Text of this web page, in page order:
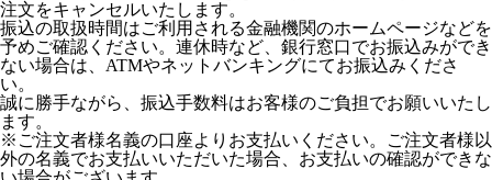
注文をキャンセルいたします。
振込の取扱時間はご利用される金融機関のホームページなどを
予めご確認ください。連休時など、銀行窓口でお振込みができ
ない場合は、ATMやネットバンキングにてお振込みくださ
い。
誠に勝手ながら、振込手数料はお客様のご負担でお願いいたし
ます。
※ご注文者様名義の口座よりお支払いください。ご注文者様以
外の名義でお支払いいただいた場合、お支払いの確認ができな